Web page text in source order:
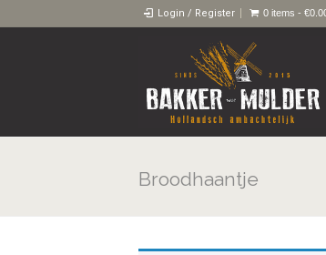
Login / Register 0 items - €
Broodhaantje